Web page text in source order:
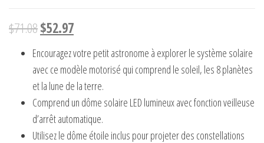
$71.08$52.97
Encouragez votre petit astronome à explorer le système solaire
avec ce modèle motorisé qui comprend le soleil, les 8 planètes
et la lune de la terre.
Comprend un dôme solaire LED lumineux avec fonction veilleuse
d’arrêt automatique.
Utilisez le dôme étoile inclus pour projeter des constellations